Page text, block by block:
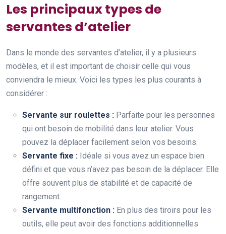
Les principaux types de
servantes d’atelier
Dans le monde des servantes d’atelier, il y a plusieurs
modèles, et il est important de choisir celle qui vous
conviendra le mieux. Voici les types les plus courants à
considérer :
Servante sur roulettes : Parfaite pour les personnes
qui ont besoin de mobilité dans leur atelier. Vous
pouvez la déplacer facilement selon vos besoins.
Servante fixe : Idéale si vous avez un espace bien
défini et que vous n’avez pas besoin de la déplacer. Elle
offre souvent plus de stabilité et de capacité de
rangement.
Servante multifonction : En plus des tiroirs pour les
outils, elle peut avoir des fonctions additionnelles